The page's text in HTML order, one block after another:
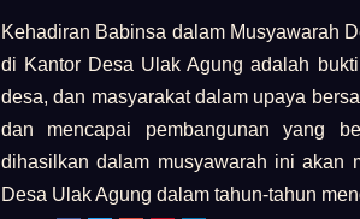
Kehadiran Babinsa dalam Musyawarah
di Kantor Desa Ulak Agung adalah
desa, dan masyarakat dalam upaya
dan mencapai pembangunan yang
dihasilkan dalam musyawarah ini akan
Desa Ulak Agung dalam tahun-tahun